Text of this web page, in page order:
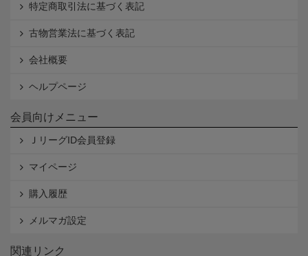
特定商取引法に基づく表記
古物営業法に基づく表記
会社概要
ヘルプページ
会員向けメニュー
ＪリーグID会員登録
マイページ
購入履歴
メルマガ設定
関連リンク